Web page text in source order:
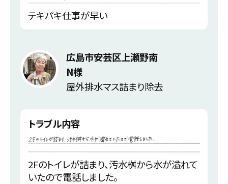
テキパキ仕事が早い
広島市安芸区上瀬野南
N様
屋外排水マス詰まり除去
トラブル内容
2Fのトイレが詰まり、汚水桝から水が溢れて
いたので電話しました。